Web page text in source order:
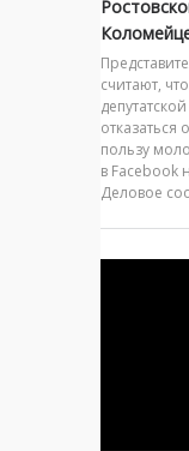
считают,
пользу
в Facebook
Деловое